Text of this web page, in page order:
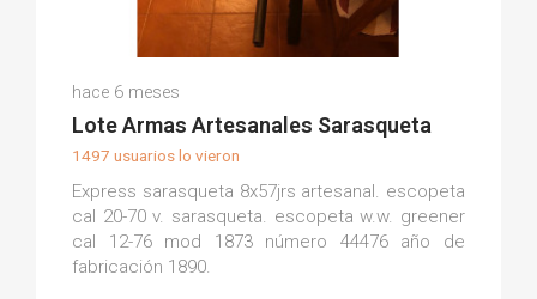
(0)
hace 6 meses
Lote Armas Artesanales Sarasqueta
1497 usuarios lo vieron
Express sarasqueta 8x57jrs artesanal. escopeta
cal 20-70 v. sarasqueta. escopeta w.w. greener
cal 12-76 mod 1873 número 44476 año de
fabricación 1890.